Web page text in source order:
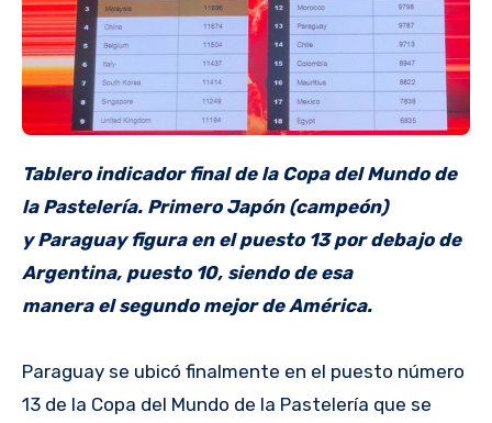
Tablero indicador final de la Copa del Mundo de
la Pastelería. Primero Japón (campeón)
y Paraguay figura en el puesto 13 por debajo de
Argentina, puesto 10, siendo de esa
manera el segundo mejor de América.
Paraguay se ubicó finalmente en el puesto número
13 de la Copa del Mundo de la Pastelería que se